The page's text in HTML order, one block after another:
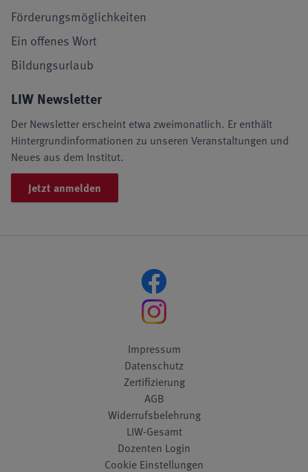
Förderungsmöglichkeiten
Ein offenes Wort
Bildungsurlaub
LIW Newsletter
Der Newsletter erscheint etwa zweimonatlich. Er enthält
Hintergrundinformationen zu unseren Veranstaltungen und
Neues aus dem Institut.
Jetzt anmelden
Impressum
Datenschutz
Zertifizierung
AGB
Widerrufsbelehrung
LIW-Gesamt
Dozenten Login
Cookie Einstellungen